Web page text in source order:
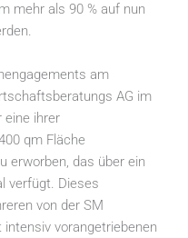
mehr als 90 % auf nun
am
AG im
eine ihrer
qm Fläche
erworben, das über ein
verfügt. Dieses
von der SM
vorangetriebenen